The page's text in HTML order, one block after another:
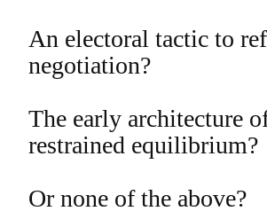
An electoral tactic to
negotiation?
The early architecture
restrained equilibrium?
Or none of the above?